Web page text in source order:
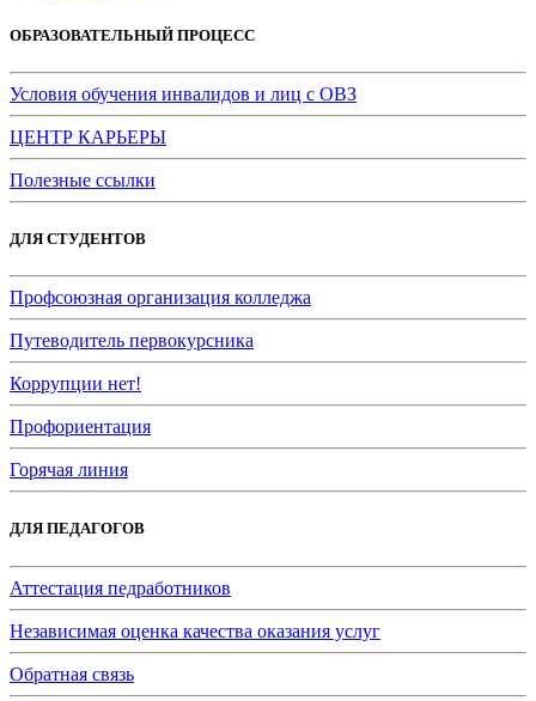
ОБРАЗОВАТЕЛЬНЫЙ ПРОЦЕСС
Условия обучения инвалидов и лиц с ОВЗ
ЦЕНТР КАРЬЕРЫ
Полезные ссылки
ДЛЯ СТУДЕНТОВ
Профсоюзная организация колледжа
Путеводитель первокурсника
Коррупции нет!
Профориентация
Горячая линия
ДЛЯ ПЕДАГОГОВ
Аттестация педработников
Независимая оценка качества оказания услуг
Обратная связь